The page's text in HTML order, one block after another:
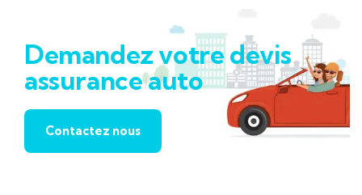
Demandez votre devis
assurance auto
Contactez nous